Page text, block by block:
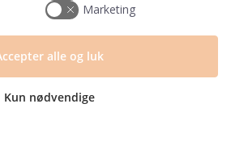
Marketing
Kun nødvendige
alle og luk